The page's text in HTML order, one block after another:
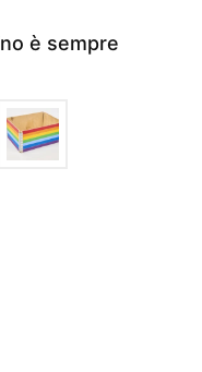
è sempre